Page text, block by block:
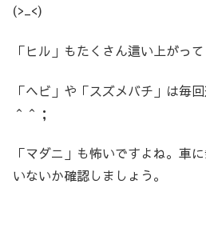
(>_<)
「ヒル」もたくさん這い上がっ
「ヘビ」や「スズメバチ」は毎
＾＾；
「マダニ」も怖いですよね。車
いないか確認しましょう。